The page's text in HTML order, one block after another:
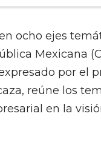
ocho ejes
Mexicana
por el
reúne los
en la